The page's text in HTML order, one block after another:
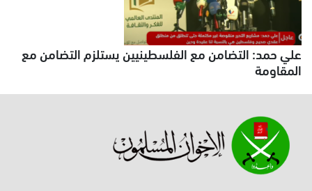
علي حمد: التضامن مع الفلسطينيين يستلزم التضامن مع
المقاومة